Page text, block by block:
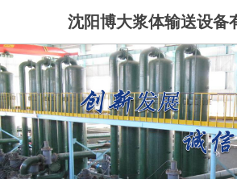
沈阳博大浆体输送设备